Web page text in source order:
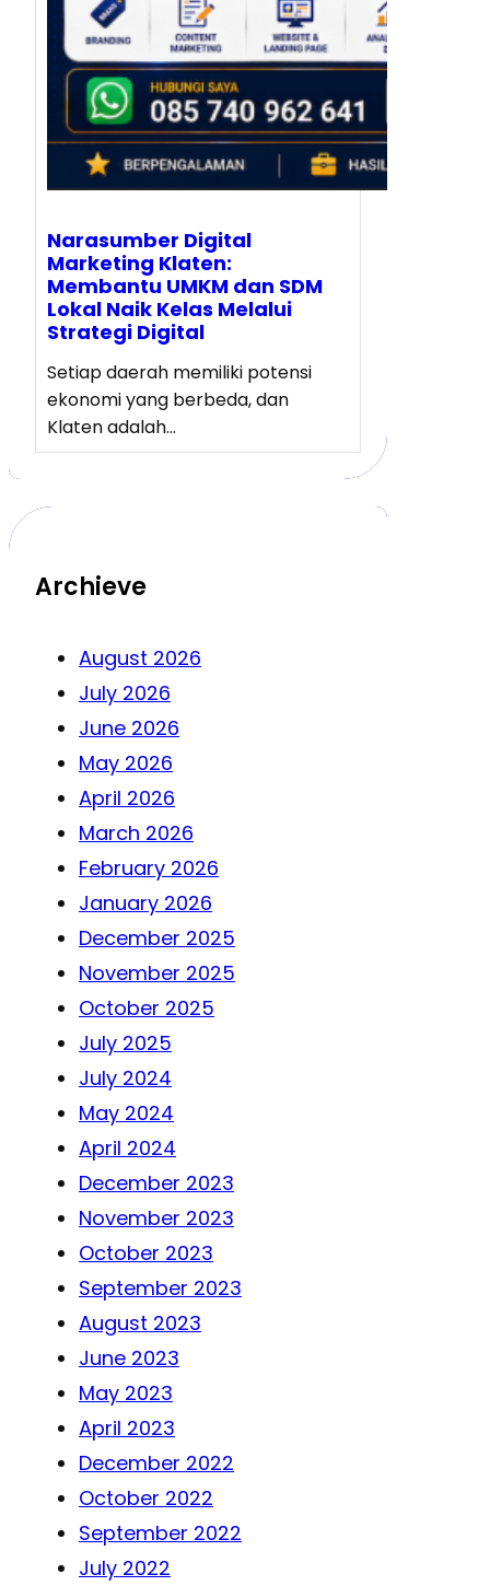
Narasumber Digital
Marketing Klaten:
Membantu UMKM dan SDM
Lokal Naik Kelas Melalui
Strategi Digital
Setiap daerah memiliki potensi
ekonomi yang berbeda, dan
Klaten adalah…
Archieve
August 2026
July 2026
June 2026
May 2026
April 2026
March 2026
February 2026
January 2026
December 2025
November 2025
October 2025
July 2025
July 2024
May 2024
April 2024
December 2023
November 2023
October 2023
September 2023
August 2023
June 2023
May 2023
April 2023
December 2022
October 2022
September 2022
July 2022